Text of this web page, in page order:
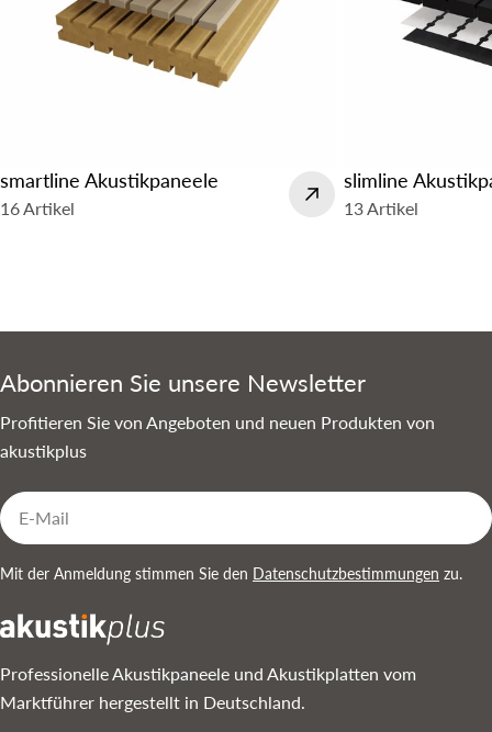
smartline Akustikpaneele
16 Artikel
slimline
13 Artikel
Abonnieren Sie unsere Newsletter
Profitieren Sie von Angeboten und neuen Produkten von
akustikplus
E-
Mail
Mit der Anmeldung stimmen Sie den Datenschutzbestimmungen zu.
Professionelle Akustikpaneele und Akustikplatten vom
Marktführer hergestellt in Deutschland.